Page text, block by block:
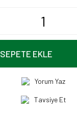
SEPETE EKLE
Yorum Yaz
Tavsiye Et